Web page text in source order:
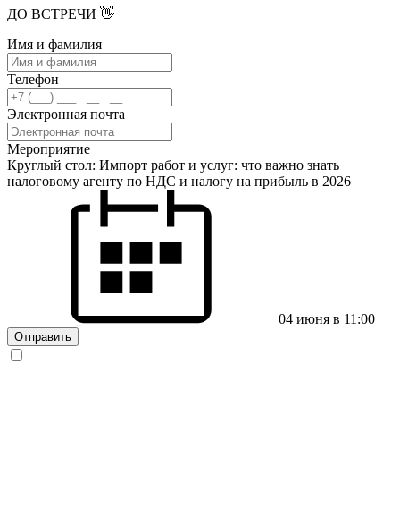
ДО ВСТРЕЧИ 👋
Имя и фамилия
Телефон
Электронная почта
Мероприятие
Круглый стол: Импорт работ и услуг: что важно знать
налоговому агенту по НДС и налогу на прибыль в 2026
04 июня в 11:00
Отправить